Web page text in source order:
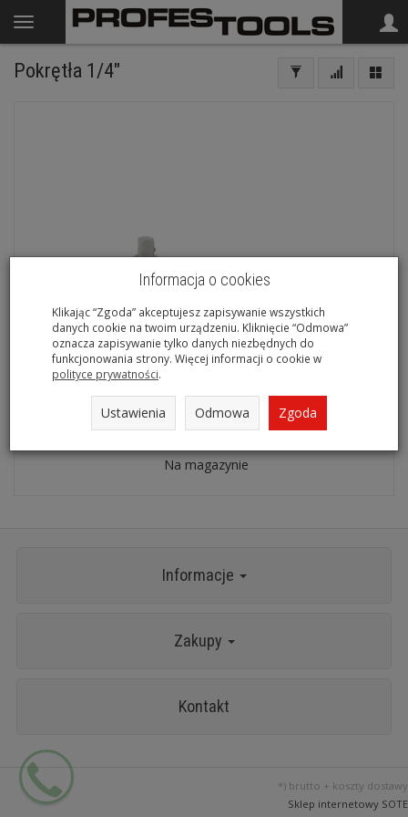
Pokrętła 1/4"
Na magazynie
Informacje
Zakupy
Kontakt
*) brutto + koszty dostawy
Sklep internetowy SOTE
Informacja o cookies
Klikając “Zgoda” akceptujesz zapisywanie wszystkich
danych cookie na twoim urządzeniu. Kliknięcie “Odmowa”
oznacza zapisywanie tylko danych niezbędnych do
funkcjonowania strony. Więcej informacji o cookie w
polityce prywatności.
Ustawienia Odmowa Zgoda